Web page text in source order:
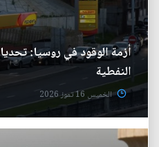
أزمة الوقود في روسيا:
النفطية
الخميس 16 تموز 2026